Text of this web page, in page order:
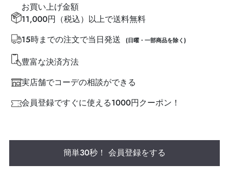
お買い上げ金額
11,000円（税込）以上で送料無料
15時までの注文で当日発送
(日曜・一部商品を除く)
豊富な決済方法
実店舗でコーデの相談ができる
会員登録ですぐに使える1000円クーポン！
簡単30秒！ 会員登録をする